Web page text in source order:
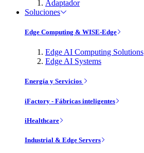
Adaptador
Soluciones
Edge Computing & WISE-Edge
Edge AI Computing Solutions
Edge AI Systems
Energía y Servicios
iFactory - Fábricas inteligentes
iHealthcare
Industrial & Edge Servers